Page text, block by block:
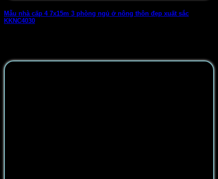
Mẫu nhà cấp 4 7x15m 3 phòng ngủ ở nông thôn đẹp xuất sắc
KKNC4030